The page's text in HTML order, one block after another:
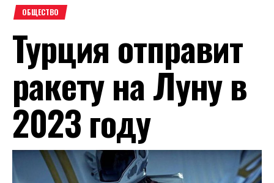
ОБЩЕСТВО
Турция отправит
ракету на Луну в
2023 году